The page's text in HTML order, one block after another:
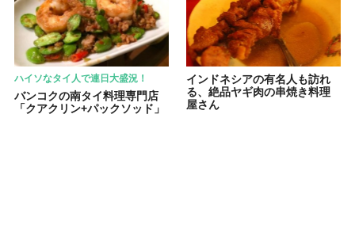
ハイソなタイ人で連日大盛況！
バンコクの南タイ料理専門店
「クアクリン+パックソッド」
インドネシアの有名人も訪れ
る、絶品ヤギ肉の串焼き料理
屋さん